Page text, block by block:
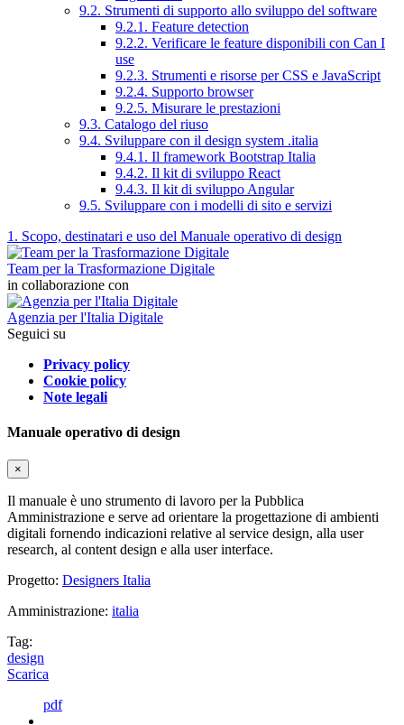
9.2. Strumenti di supporto allo sviluppo del software
9.2.1. Feature detection
9.2.2. Verificare le feature disponibili con Can I
use
9.2.3. Strumenti e risorse per CSS e JavaScript
9.2.4. Supporto browser
9.2.5. Misurare le prestazioni
9.3. Catalogo del riuso
9.4. Sviluppare con il design system .italia
9.4.1. Il framework Bootstrap Italia
9.4.2. Il kit di sviluppo React
9.4.3. Il kit di sviluppo Angular
9.5. Sviluppare con i modelli di sito e servizi
1. Scopo, destinatari e uso del Manuale operativo di design
Team per la Trasformazione Digitale
in collaborazione con
Agenzia per l'Italia Digitale
Seguici su
Privacy policy
Cookie policy
Note legali
Manuale operativo di design
×
Il manuale è uno strumento di lavoro per la Pubblica
Amministrazione e serve ad orientare la progettazione di ambienti
digitali fornendo indicazioni relative al service design, alla user
research, al content design e alla user interface.
Progetto: Designers Italia
Amministrazione: italia
Tag:
design
Scarica
pdf